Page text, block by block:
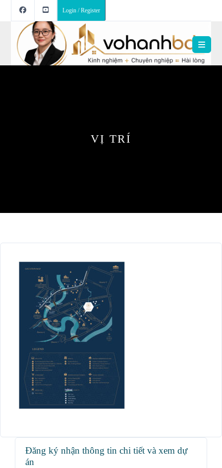
Login / Register
VỊ TRÍ
Đăng ký nhận thông tin chi tiết và xem dự
án